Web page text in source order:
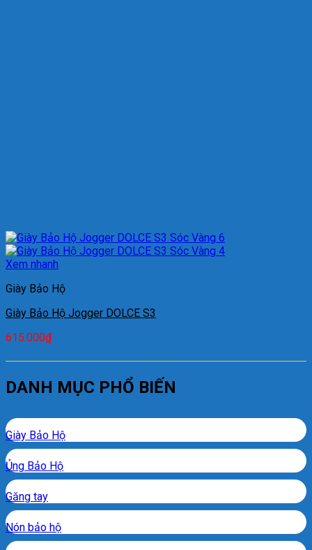
Xem nhanh
Giày Bảo Hộ
Giày Bảo Hộ Jogger DOLCE S3
615.000₫
DANH MỤC PHỔ BIẾN
Giày Bảo Hộ
Ủng Bảo Hộ
Găng tay
Nón bảo hộ